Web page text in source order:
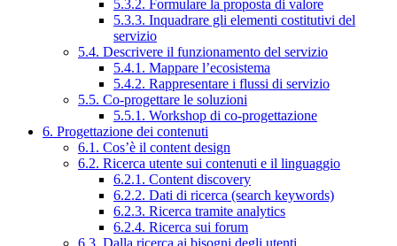
5.3.2. Formulare la proposta di valore
5.3.3. Inquadrare gli elementi costitutivi del
servizio
5.4. Descrivere il funzionamento del servizio
5.4.1. Mappare l’ecosistema
5.4.2. Rappresentare i flussi di servizio
5.5. Co-progettare le soluzioni
5.5.1. Workshop di co-progettazione
6. Progettazione dei contenuti
6.1. Cos’è il content design
6.2. Ricerca utente sui contenuti e il linguaggio
6.2.1. Content discovery
6.2.2. Dati di ricerca (search keywords)
6.2.3. Ricerca tramite analytics
6.2.4. Ricerca sui forum
6.3. Dalla ricerca ai bisogni degli utenti